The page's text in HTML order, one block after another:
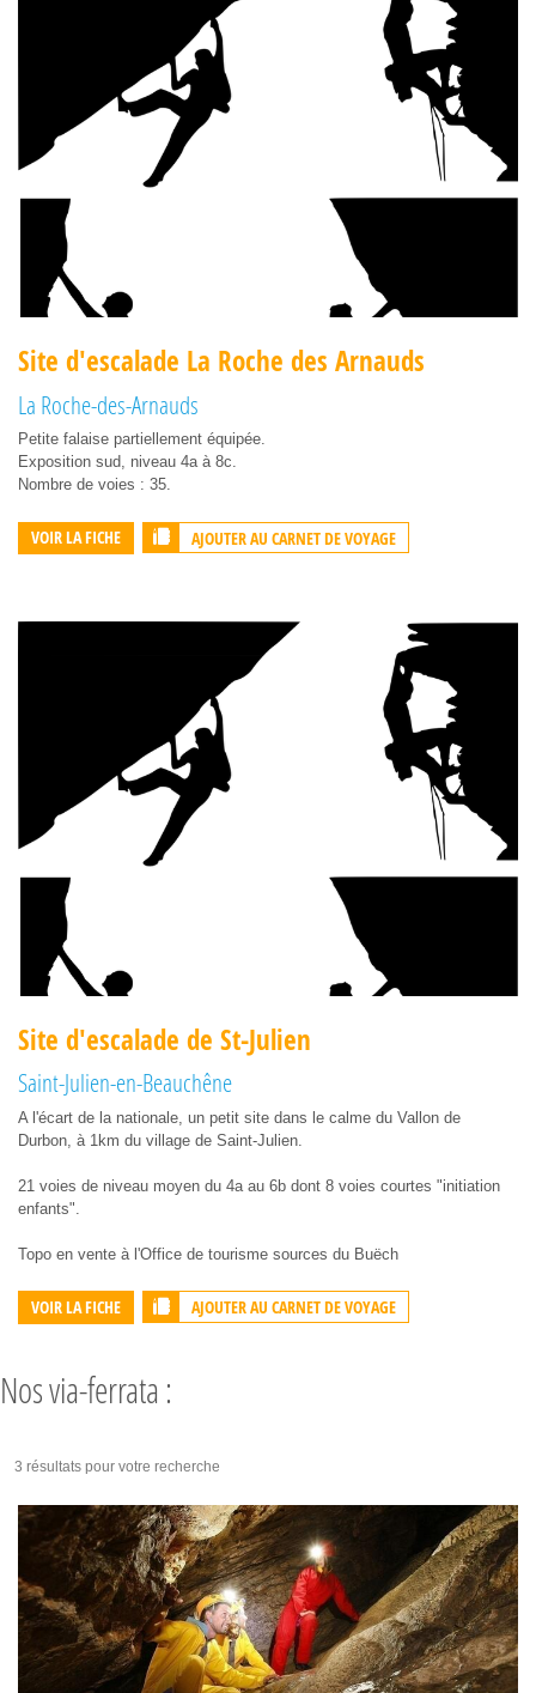
Site d'escalade La Roche des Arnauds
La Roche-des-Arnauds
Petite falaise partiellement équipée.
Exposition sud, niveau 4a à 8c.
Nombre de voies : 35.
VOIR LA FICHE AJOUTER AU CARNET DE VOYAGE
Site d'escalade de St-Julien
Saint-Julien-en-Beauchêne
A l'écart de la nationale, un petit site dans le calme du Vallon de
Durbon, à 1km du village de Saint-Julien.
21 voies de niveau moyen du 4a au 6b dont 8 voies courtes "initiation
enfants".
Topo en vente à l'Office de tourisme sources du Buëch
VOIR LA FICHE AJOUTER AU CARNET DE VOYAGE
Nos via-ferrata :
3 résultats pour votre recherche